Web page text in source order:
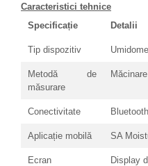
Caracteristici tehnice
Specificație
Detalii
Tip dispozitiv
Metodă de
măsurare
Conectivitate
Aplicație mobilă SA
Ecran Display